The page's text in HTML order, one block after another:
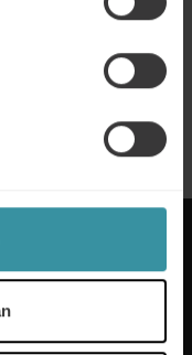
bedrijven in meer
excellence te